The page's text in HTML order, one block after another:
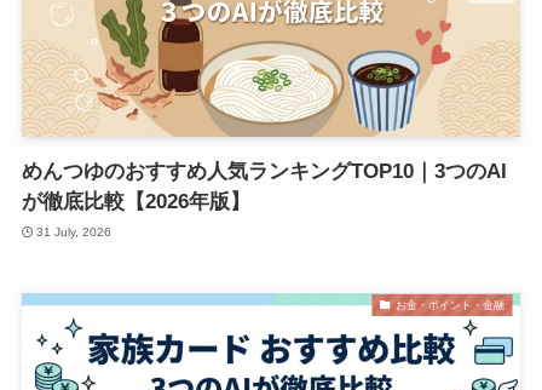
めんつゆのおすすめ人気ランキングTOP10｜3つのAI
が徹底比較【2026年版】
31 July, 2026
お金・ポイント・金融